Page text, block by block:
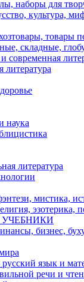
наборы для
культура,
товары
складные,
современная
литература
наука
литература
мистика,
эзотерика,
бизнес,
язык и
речи и